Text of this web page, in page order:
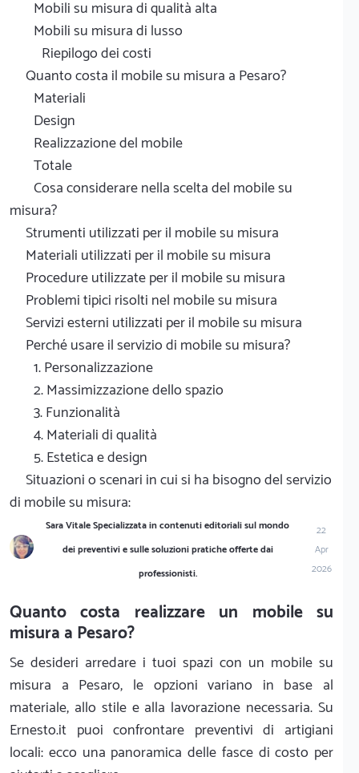
Mobili su misura di qualità alta
Mobili su misura di lusso
Riepilogo dei costi
Quanto costa il mobile su misura a Pesaro?
Materiali
Design
Realizzazione del mobile
Totale
Cosa considerare nella scelta del mobile su
misura?
Strumenti utilizzati per il mobile su misura
Materiali utilizzati per il mobile su misura
Procedure utilizzate per il mobile su misura
Problemi tipici risolti nel mobile su misura
Servizi esterni utilizzati per il mobile su misura
Perché usare il servizio di mobile su misura?
1. Personalizzazione
2. Massimizzazione dello spazio
3. Funzionalità
4. Materiali di qualità
5. Estetica e design
Situazioni o scenari in cui si ha bisogno del servizio
di mobile su misura:
Sara Vitale Specializzata in contenuti editoriali sul mondo
dei preventivi e sulle soluzioni pratiche offerte dai
professionisti.
22
Apr
2026
Quanto costa realizzare un mobile su
misura a Pesaro?
Se desideri arredare i tuoi spazi con un mobile su
misura a Pesaro, le opzioni variano in base al
materiale, allo stile e alla lavorazione necessaria. Su
Ernesto.it puoi confrontare preventivi di artigiani
locali: ecco una panoramica delle fasce di costo per